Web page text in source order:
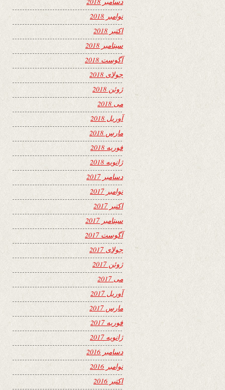
نوامبر 2018
اکتبر 2018
سپتامبر 2018
آگوست 2018
جولای 2018
ژوئن 2018
می 2018
آوریل 2018
مارس 2018
فوریه 2018
ژانویه 2018
دسامبر 2017
نوامبر 2017
اکتبر 2017
سپتامبر 2017
آگوست 2017
جولای 2017
ژوئن 2017
می 2017
آوریل 2017
مارس 2017
فوریه 2017
ژانویه 2017
دسامبر 2016
نوامبر 2016
اکتبر 2016